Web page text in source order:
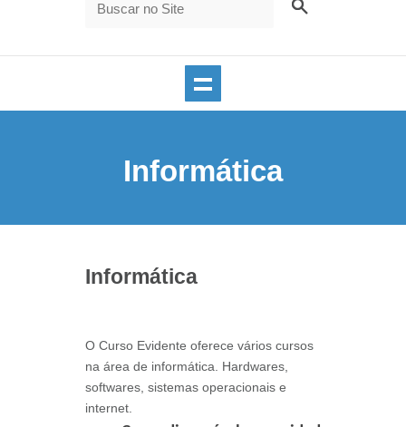
Informática
Informática
O Curso Evidente oferece vários cursos
na área de informática. Hardwares,
softwares, sistemas operacionais e
internet.